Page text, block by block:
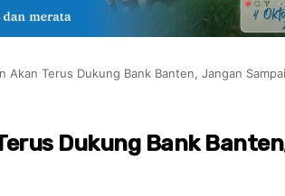
Akan Terus Dukung Bank Banten, Jangan
Dukung Bank